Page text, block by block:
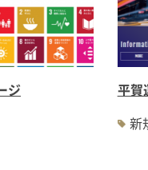
ジ
平
新